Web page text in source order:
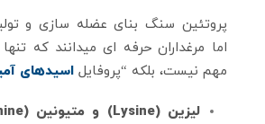
پروتئین سنگ بنای عضله‌ سازی و
اما مرغداران حرفه‌ ای میدانند که
مهم نیست، بلکه “پروفایلاسیدهای
لیزین (Lysine) و متیونین (Methionine):